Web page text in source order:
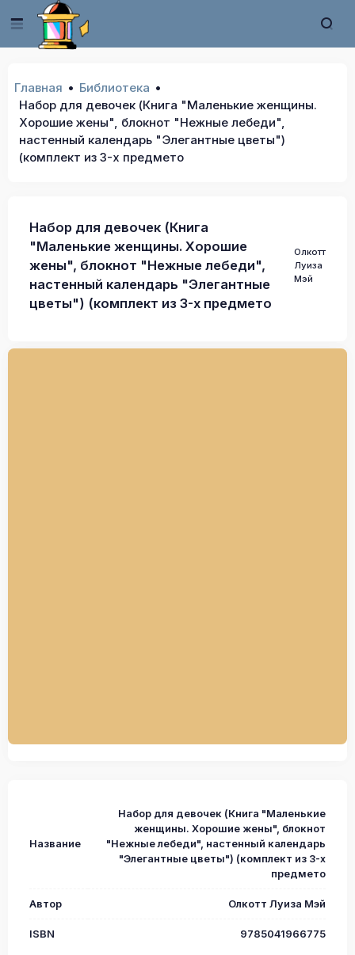
Главная
Библиотека
Набор для девочек (Книга "Маленькие женщины.
Хорошие жены", блокнот "Нежные лебеди",
настенный календарь "Элегантные цветы")
(комплект из 3-х предмето
Набор для девочек (Книга
"Маленькие женщины. Хорошие
жены", блокнот "Нежные лебеди",
настенный календарь "Элегантные
цветы") (комплект из 3-х предмето
Олкотт
Луиза
Мэй
Название
Набор для девочек (Книга "Маленькие
женщины. Хорошие жены", блокнот
"Нежные лебеди", настенный календарь
"Элегантные цветы") (комплект из 3-х
предмето
Автор Олкотт Луиза Мэй
ISBN 9785041966775